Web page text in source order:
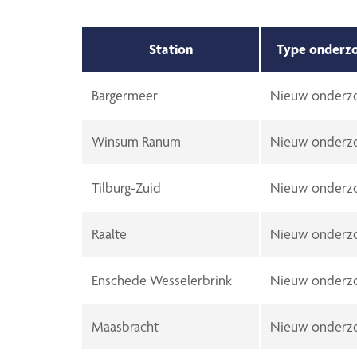
Station Type
Bargermeer Nieuw
Winsum Ranum Nieuw
Tilburg-Zuid Nieuw
Raalte Nieuw
Enschede Wesselerbrink Nieuw
Maasbracht Nieuw